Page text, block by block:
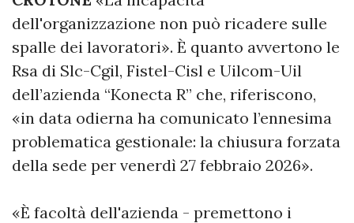
dell'organizzazione non può ricadere sulle
spalle dei lavoratori». È quanto avvertono le
Rsa di Slc-Cgil, Fistel-Cisl e Uilcom-Uil
dell’azienda “Konecta R” che, riferiscono,
«in data odierna ha comunicato l’ennesima
problematica gestionale: la chiusura forzata
della sede per venerdì 27 febbraio 2026».
«È facoltà dell'azienda - premettono i